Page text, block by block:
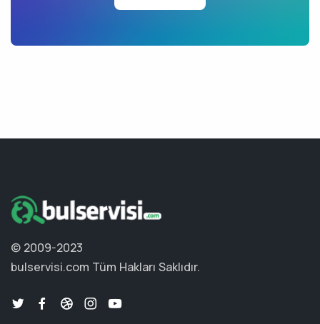
© 2009-2023
bulservisi.com Tüm Hakları Saklıdır.